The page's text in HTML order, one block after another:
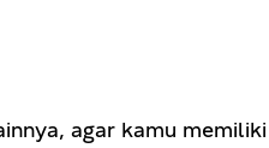
agar kamu